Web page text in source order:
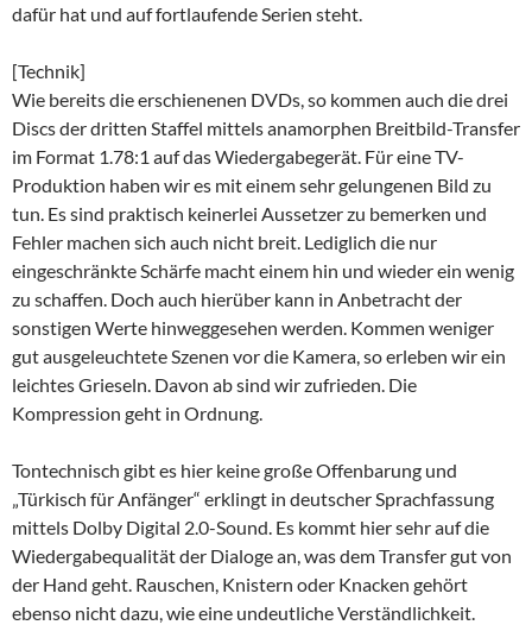
dafür hat und auf fortlaufende Serien steht.
[Technik]
Wie bereits die erschienenen DVDs, so kommen auch die drei
Discs der dritten Staffel mittels anamorphen Breitbild-Transfer
im Format 1.78:1 auf das Wiedergabegerät. Für eine TV-
Produktion haben wir es mit einem sehr gelungenen Bild zu
tun. Es sind praktisch keinerlei Aussetzer zu bemerken und
Fehler machen sich auch nicht breit. Lediglich die nur
eingeschränkte Schärfe macht einem hin und wieder ein wenig
zu schaffen. Doch auch hierüber kann in Anbetracht der
sonstigen Werte hinweggesehen werden. Kommen weniger
gut ausgeleuchtete Szenen vor die Kamera, so erleben wir ein
leichtes Grieseln. Davon ab sind wir zufrieden. Die
Kompression geht in Ordnung.
Tontechnisch gibt es hier keine große Offenbarung und
„Türkisch für Anfänger“ erklingt in deutscher Sprachfassung
mittels Dolby Digital 2.0-Sound. Es kommt hier sehr auf die
Wiedergabequalität der Dialoge an, was dem Transfer gut von
der Hand geht. Rauschen, Knistern oder Knacken gehört
ebenso nicht dazu, wie eine undeutliche Verständlichkeit.